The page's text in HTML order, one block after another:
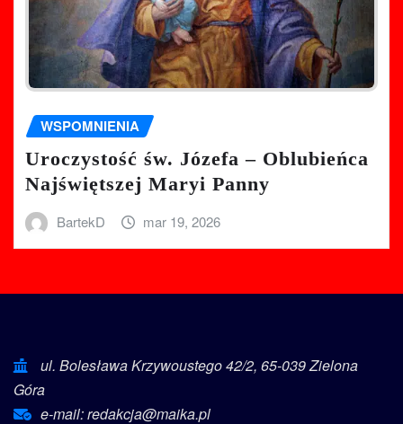
WSPOMNIENIA
Uroczystość św. Józefa – Oblubieńca
Najświętszej Maryi Panny
BartekD mar 19, 2026
ul. Bolesława Krzywoustego 42/2, 65-039 Zielona
Góra
e-mail: redakcja@maika.pl